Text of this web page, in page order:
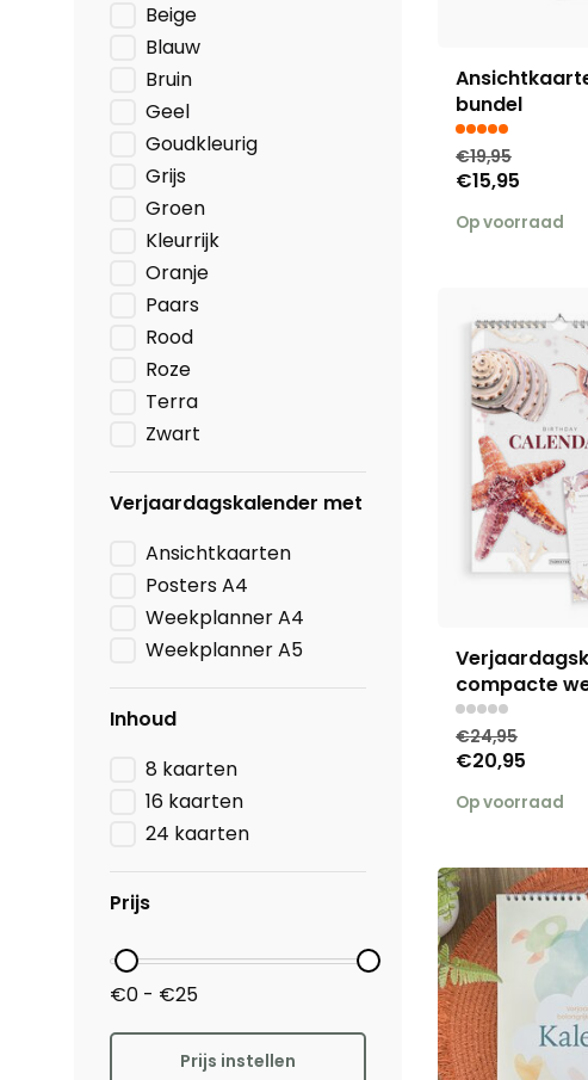
Beige
Blauw
Bruin
Geel
Goudkleurig
Grijs
Groen
Kleurrijk
Oranje
Paars
Rood
Roze
Terra
Zwart
Verjaardagskalender met
Ansichtkaarten
Posters A4
Weekplanner A4
Weekplanner A5
Inhoud
8 kaarten
16 kaarten
24 kaarten
Prijs
€0 - €25
Prijs instellen
bundel
€19,95
€15,95
Op voorraad
compacte
€24,95
€20,95
Op voorraad